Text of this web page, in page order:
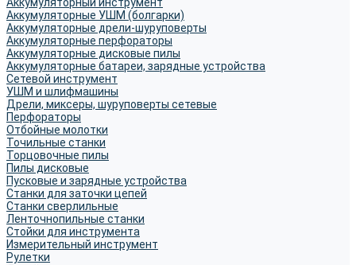
Аккумуляторные УШМ (болгарки)
Аккумуляторные дрели-шуруповерты
Аккумуляторные перфораторы
Аккумуляторные дисковые пилы
Аккумуляторные батареи, зарядные устройства
Сетевой инструмент
УШМ и шлифмашины
Дрели, миксеры, шуруповерты сетевые
Перфораторы
Отбойные молотки
Точильные станки
Торцовочные пилы
Пилы дисковые
Пусковые и зарядные устройства
Станки для заточки цепей
Станки сверлильные
Ленточнопильные станки
Стойки для инструмента
Измерительный инструмент
Рулетки